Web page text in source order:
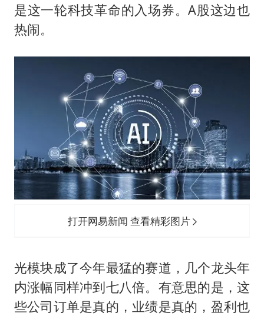
是这一轮科技革命的入场券。A股这边也
热闹。
打开网易新闻 查看精彩图片
光模块成了今年最猛的赛道，几个龙头年
内涨幅同样冲到七八倍。有意思的是，这
些公司订单是真的，业绩是真的，盈利也